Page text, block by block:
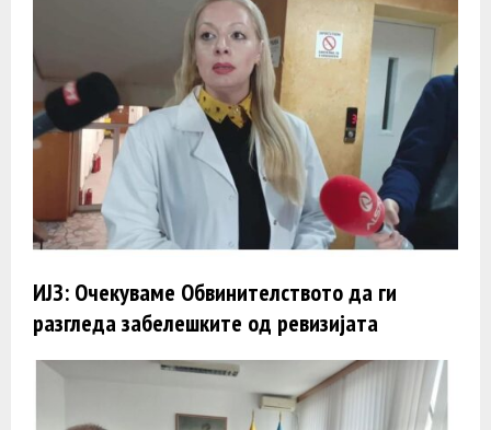
ИЈЗ: Очекуваме Обвинителството да ги
разгледа забелешките од ревизијата